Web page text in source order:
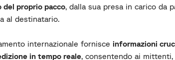
del proprio pacco, dalla sua presa in carico da
al destinatario.
internazionale fornisce informazioni
in tempo reale, consentendo ai